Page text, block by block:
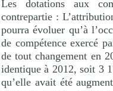
Les dotations aux
contrepartie :
pourra évoluer qu’à
de compétence exercé
de tout changement en
identique à 2012, soit 3
qu’elle avait été